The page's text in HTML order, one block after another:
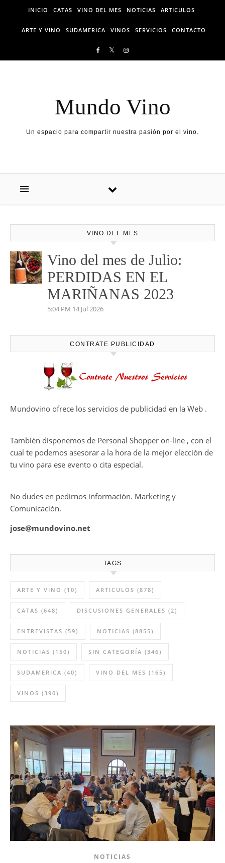
Skip to content
INICIO CATAS VINO DEL MES NOTICIAS ARTICULOS
ARTE Y VINO SUDAMERICA VINOS SERVICIOS CONTACTO
Mundo Vino
Un espacio para compartir nuestra pasión por el vino.
VINO DEL MES
Vino del mes de Julio:
PERDIDAS EN EL
MARIÑANAS 2023
5:04 PM 14 Jul 2026
CONTRATE PUBLICIDAD
Mundovino ofrece los servicios de publicidad en la Web .
También disponemos de Personal Shopper on-line , con el
cual te podemos asesorar a la hora de la mejor elección de
tu vino para ese evento o cita especial.
No dudes en pedirnos información. Marketing y
Comunicación.
jose@mundovino.net
TAGS
ARTE Y VINO (10) ARTICULOS (878)
CATAS (648) DISCUSIONES GENERALES (2)
ENTREVISTAS (59) NOTICIAS (8855)
NOTICIAS (150) SIN CATEGORÍA (346)
SUDAMERICA (40) VINO DEL MES (165)
VINOS (390)
NOTICIAS